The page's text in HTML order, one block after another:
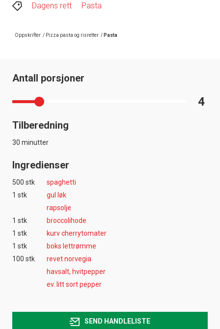
Dagens rett
Pasta
Oppskrifter / Pizza pasta og risretter / Pasta
Antall porsjoner
4
Tilberedning
30 minutter
Ingredienser
500 stk
spaghetti
1 stk
gul løk
rapsolje
1 stk
broccolihode
1 stk
kurv cherrytomater
1 stk
boks lettrømme
100 stk
revet norvegia
havsalt, hvitpepper
ev. litt sort pepper
SEND HANDLELISTE